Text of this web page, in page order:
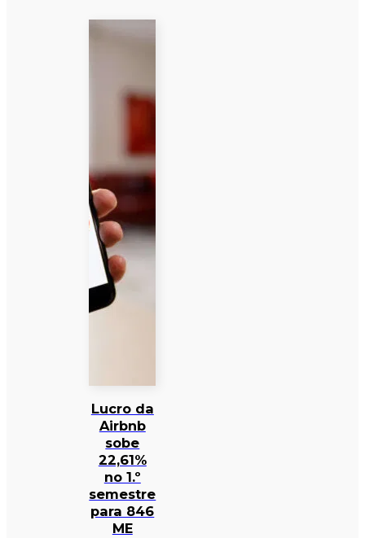
Lucro da
Airbnb
sobe
22,61%
no 1.º
semestre
para 846
ME